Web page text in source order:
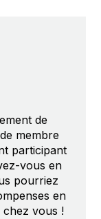
de
membre
participant
vous en
pourriez
en
chez vous !